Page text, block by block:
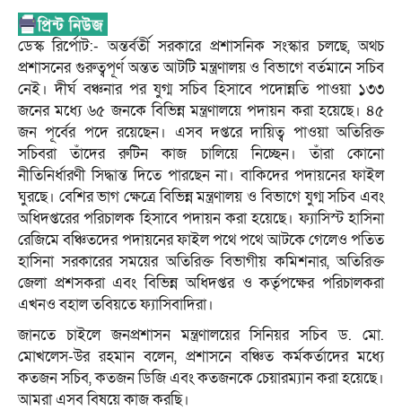
ডেস্ক রির্পোট:- অন্তর্বর্তী সরকারে প্রশাসনিক সংস্কার চলছে, অথচ
প্রশাসনের গুরুত্বপূর্ণ অন্তত আটটি মন্ত্রণালয় ও বিভাগে বর্তমানে সচিব
নেই। দীর্ঘ বঞ্চনার পর যুগ্ম সচিব হিসাবে পদোন্নতি পাওয়া ১৩৩
জনের মধ্যে ৬৫ জনকে বিভিন্ন মন্ত্রণালয়ে পদায়ন করা হয়েছে। ৪৫
জন পূর্বের পদে রয়েছেন। এসব দপ্তরে দায়িত্ব পাওয়া অতিরিক্ত
সচিবরা তাঁদের রুটিন কাজ চালিয়ে নিচ্ছেন। তাঁরা কোনো
নীতিনির্ধারণী সিদ্ধান্ত দিতে পারছেন না। বাকিদের পদায়নের ফাইল
ঘুরছে। বেশির ভাগ ক্ষেত্রে বিভিন্ন মন্ত্রণালয় ও বিভাগে যুগ্ম সচিব এবং
অধিদপ্তরের পরিচালক হিসাবে পদায়ন করা হয়েছে। ফ্যাসিস্ট হাসিনা
রেজিমে বঞ্চিতদের পদায়নের ফাইল পথে পথে আটকে গেলেও পতিত
হাসিনা সরকারের সময়ের অতিরিক্ত বিভাগীয় কমিশনার, অতিরিক্ত
জেলা প্রশসকরা এবং বিভিন্ন অধিদপ্তর ও কর্তৃপক্ষের পরিচালকরা
এখনও বহাল তবিয়তে ফ্যাসিবাদিরা।
জানতে চাইলে জনপ্রশাসন মন্ত্রণালয়ের সিনিয়র সচিব ড. মো.
মোখলেস-উর রহমান বলেন, প্রশাসনে বঞ্চিত কর্মকর্তাদের মধ্যে
কতজন সচিব, কতজন ডিজি এবং কতজনকে চেয়ারম্যান করা হয়েছে।
আমরা এসব বিষয়ে কাজ করছি।